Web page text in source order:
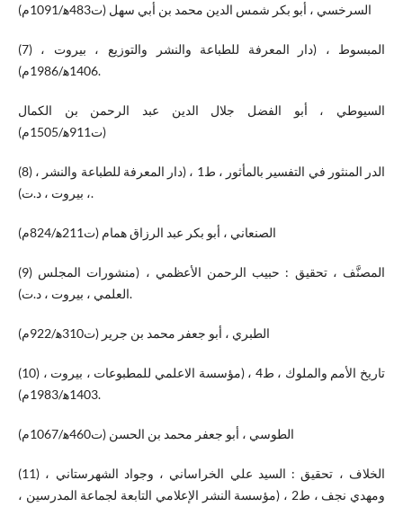
السرخسي ، أبو بكر شمس الدين محمد بن أبي سهل (ت483ه‍/1091م)
(7) المبسوط ، (دار المعرفة للطباعة والنشر والتوزيع ، بيروت ،
1406ه‍/1986م).
السيوطي ، أبو الفضل جلال الدين عبد الرحمن بن الكمال
(ت911ه‍/1505م)
(8) الدر المنثور في التفسير بالمأثور ، ط1 ، (دار المعرفة للطباعة والنشر ،
، بيروت ، د.ت).
الصنعاني ، أبو بكر عبد الرزاق همام (ت211ه‍/824م)
(9) المصنَّف ، تحقيق : حبيب الرحمن الأعظمي ، (منشورات المجلس
العلمي ، بيروت ، د.ت).
الطبري ، أبو جعفر محمد بن جرير (ت310ه‍/922م)
(10) تاريخ الأمم والملوك ، ط4 ، (مؤسسة الاعلمي للمطبوعات ، بيروت ،
1403ه‍/1983م).
الطوسي ، أبو جعفر محمد بن الحسن (ت460ه‍/1067م)
(11) الخلاف ، تحقيق : السيد علي الخراساني ، وجواد الشهرستاني ،
ومهدي نجف ، ط2 ، (مؤسسة النشر الإعلامي التابعة لجماعة المدرسين ،